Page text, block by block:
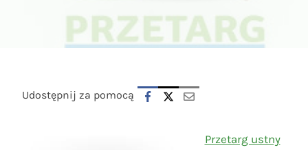
Udostępnij za pomocą
Przetarg ustny